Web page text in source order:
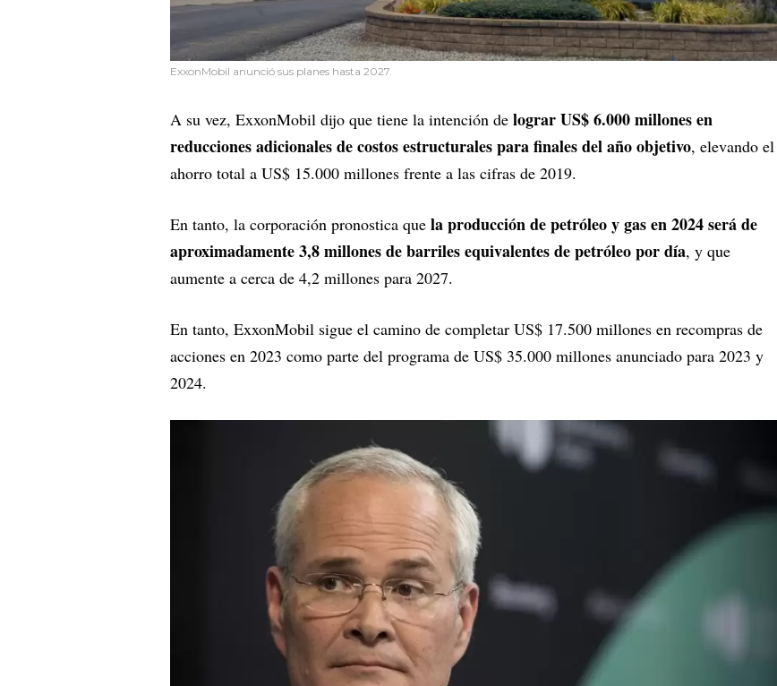
ExxonMobil anunció sus planes hasta 2027.
A su vez, ExxonMobil dijo que tiene la intención de lograr US$ 6.000 millones en
reducciones adicionales de costos estructurales para finales del año objetivo, elevando el
ahorro total a US$ 15.000 millones frente a las cifras de 2019.
En tanto, la corporación pronostica que la producción de petróleo y gas en 2024 será de
aproximadamente 3,8 millones de barriles equivalentes de petróleo por día, y que
aumente a cerca de 4,2 millones para 2027.
En tanto, ExxonMobil sigue el camino de completar US$ 17.500 millones en recompras de
acciones en 2023 como parte del programa de US$ 35.000 millones anunciado para 2023 y
2024.